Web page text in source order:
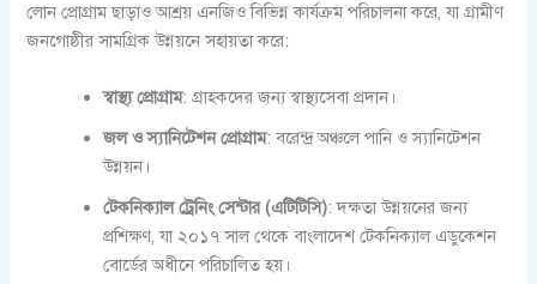
লোন প্রোগ্রাম ছাড়াও আশ্রয় এনজিও বিভিন্ন কার্যক্রম পরিচালনা করে, যা গ্রামীণ
জনগোষ্ঠীর সামগ্রিক উন্নয়নে সহায়তা করে:
স্বাস্থ্য প্রোগ্রাম: গ্রাহকদের জন্য স্বাস্থ্যসেবা প্রদান।
জল ও স্যানিটেশন প্রোগ্রাম: বরেন্দ্র অঞ্চলে পানি ও স্যানিটেশন
উন্নয়ন।
টেকনিক্যাল ট্রেনিং সেন্টার (এটিটিসি): দক্ষতা উন্নয়নের জন্য
প্রশিক্ষণ, যা ২০১৭ সাল থেকে বাংলাদেশ টেকনিক্যাল এডুকেশন
বোর্ডের অধীনে পরিচালিত হয়।